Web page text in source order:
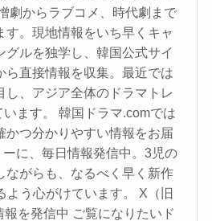
劇からラブコメ、時代劇まで
す。現地情報をいち早くキャ
グルを独学し、韓国公式サイ
ら直接情報を収集。最近では
し、アジア全体のドラマトレ
ます。 韓国ドラマ.comでは
かつ分かりやすい情報をお届
に、毎日情報発信中。3児の
ながらも、なるべく早く新作
よう心がけています。 X（旧
を発信中 ご覧になりたいド